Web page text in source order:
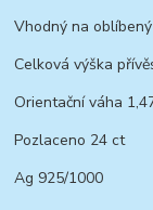
Vhodný na
Celková výška
Orientační váha
Pozlaceno 24 ct
Ag 925/1000